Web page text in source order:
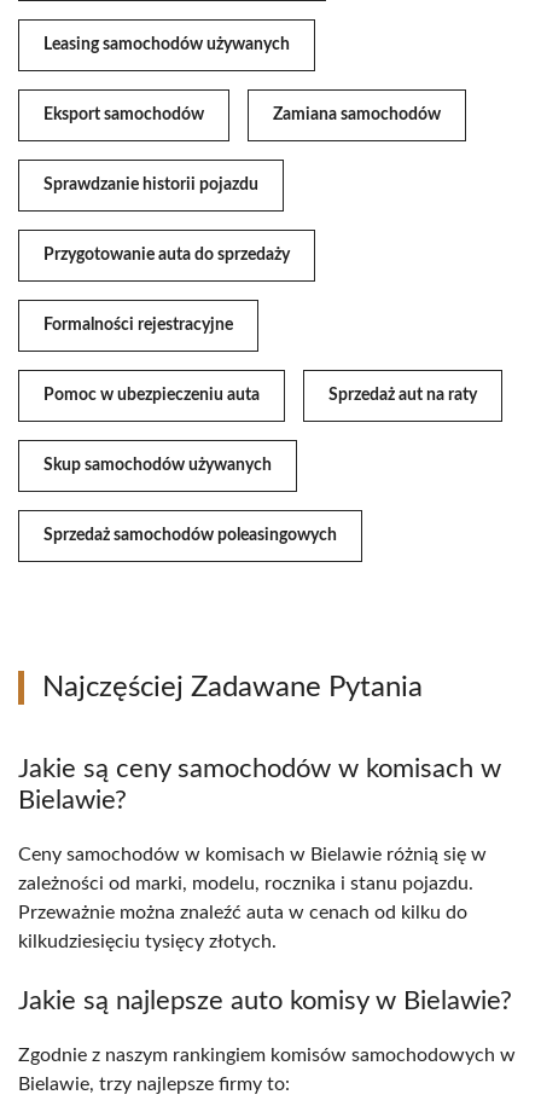
Leasing samochodów używanych
Eksport samochodów Zamiana samochodów
Sprawdzanie historii pojazdu
Przygotowanie auta do sprzedaży
Formalności rejestracyjne
Pomoc w ubezpieczeniu auta Sprzedaż aut na raty
Skup samochodów używanych
Sprzedaż samochodów poleasingowych
Najczęściej Zadawane Pytania
Jakie są ceny samochodów w komisach w
Bielawie?
Ceny samochodów w komisach w Bielawie różnią się w
zależności od marki, modelu, rocznika i stanu pojazdu.
Przeważnie można znaleźć auta w cenach od kilku do
kilkudziesięciu tysięcy złotych.
Jakie są najlepsze auto komisy w Bielawie?
Zgodnie z naszym rankingiem komisów samochodowych w
Bielawie, trzy najlepsze firmy to: